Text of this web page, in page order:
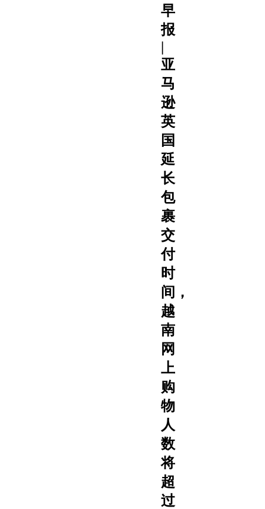
早
报
|
亚
马
逊
英
国
延
长
包
裹
交
付
时
间，
越
南
网
上
购
物
人
数
将
超
过